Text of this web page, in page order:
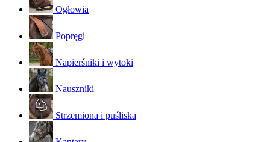
Ogłowia
Popręgi
Napierśniki i wytoki
Nauszniki
Strzemiona i puśliska